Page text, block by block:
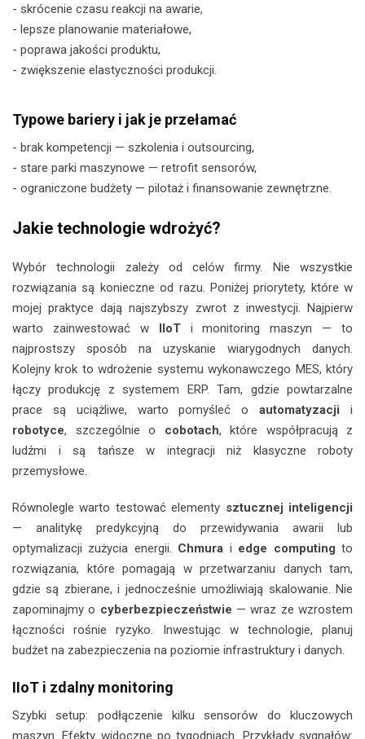
- skrócenie czasu reakcji na awarie,
- lepsze planowanie materiałowe,
- poprawa jakości produktu,
- zwiększenie elastyczności produkcji.
Typowe bariery i jak je przełamać
- brak kompetencji — szkolenia i outsourcing,
- stare parki maszynowe — retrofit sensorów,
- ograniczone budżety — pilotaż i finansowanie zewnętrzne.
Jakie technologie wdrożyć?
Wybór technologii zależy od celów firmy. Nie wszystkie
rozwiązania są konieczne od razu. Poniżej priorytety, które w
mojej praktyce dają najszybszy zwrot z inwestycji. Najpierw
warto zainwestować w IIoTi monitoring maszyn — to
najprostszy sposób na uzyskanie wiarygodnych danych.
Kolejny krok to wdrożenie systemu wykonawczego MES, który
łączy produkcję z systemem ERP. Tam, gdzie powtarzalne
prace są uciążliwe, warto pomyśleć oautomatyzacji i
robotyce, szczególnie o cobotach, które współpracują z
ludźmi i są tańsze w integracji niż klasyczne roboty
przemysłowe.
Równolegle warto testować elementy sztucznej inteligencji
— analitykę predykcyjną do przewidywania awarii lub
optymalizacji zużycia energii. Chmura i edge computing to
rozwiązania, które pomagają w przetwarzaniu danych tam,
gdzie są zbierane, i jednocześnie umożliwiają skalowanie. Nie
zapominajmy o cyberbezpieczeństwie — wraz ze wzrostem
łączności rośnie ryzyko. Inwestując w technologie, planuj
budżet na zabezpieczenia na poziomie infrastruktury i danych.
IIoT i zdalny monitoring
Szybki setup: podłączenie kilku sensorów do kluczowych
maszyn. Efekty widoczne po tygodniach. Przykłady sygnałów: